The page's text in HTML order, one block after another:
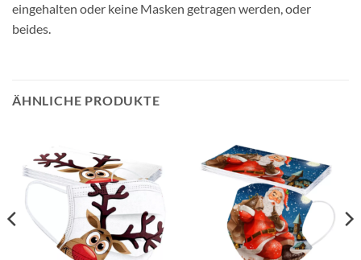
eingehalten oder keine Masken getragen werden, oder
beides.
ÄHNLICHE PRODUKTE